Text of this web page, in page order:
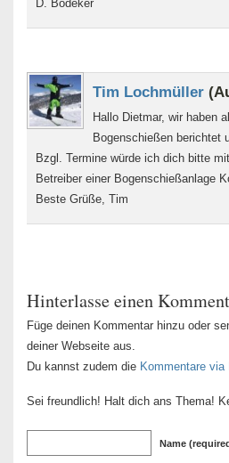
D. Bödeker
Tim Lochmüller
Hallo Dietmar, wir haben
Bogenschießen berichtet
Bzgl. Termine würde ich dich bitte
Betreiber einer Bogenschießanlage
Beste Grüße, Tim
Hinterlasse einen
Füge deinen Kommentar hinzu oder
deiner Webseite aus.
Du kannst zudem die Kommentare via
Sei freundlich! Halt dich ans Thema!
Name